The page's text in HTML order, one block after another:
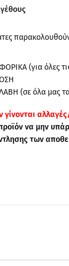
(για όλες
(σε όλα μας
γίνονται
να μην
των